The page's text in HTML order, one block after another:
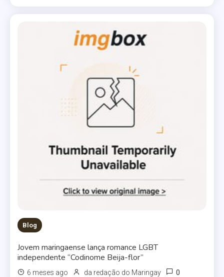
Blog
Jovem maringaense lança romance LGBT
independente “Codinome Beija-flor”
6 meses ago da redação do Maringay 0